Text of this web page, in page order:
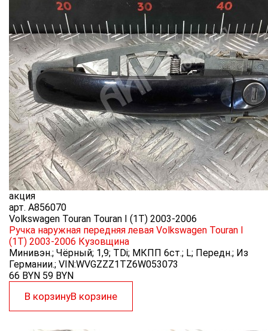
акция
арт. A856070
Volkswagen Touran Touran I (1T) 2003-2006
Ручка наружная передняя левая Volkswagen Touran I
(1T) 2003-2006 Кузовщина
Минивэн.; Чёрный; 1,9; TDi; МКПП 6ст.; L; Передн.; Из
Германии.; VIN:WVGZZZ1TZ6W053073
66 BYN 59 BYN
В корзинуВ корзине